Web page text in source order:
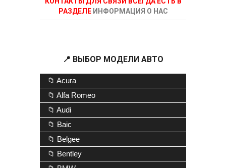
РАЗДЕЛЕ ИНФОРМАЦИЯ О НАС
📍 ВЫБОР МОДЕЛИ АВТО
📁 Acura
📁 Alfa Romeo
📁 Audi
📁 Baic
📁 Belgee
📁 Bentley